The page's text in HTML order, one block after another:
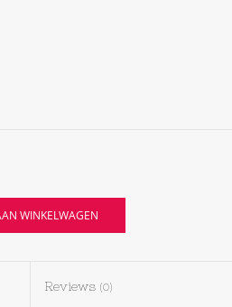
WINKELWAGEN
Reviews (0)